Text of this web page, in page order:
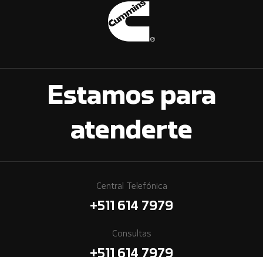
Estamos para
atenderte
Central Telefónica
+511 614 7979
Consultas
+511 614 7979